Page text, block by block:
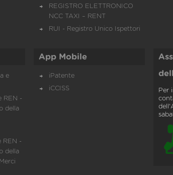
REGISTRO ELETTRONICO
NCC TAXI – RENT
RUI - Registro Unico Ispettori
e
REN -
della
REN -
della
App Mobile
iPatente
iCCISS
Per